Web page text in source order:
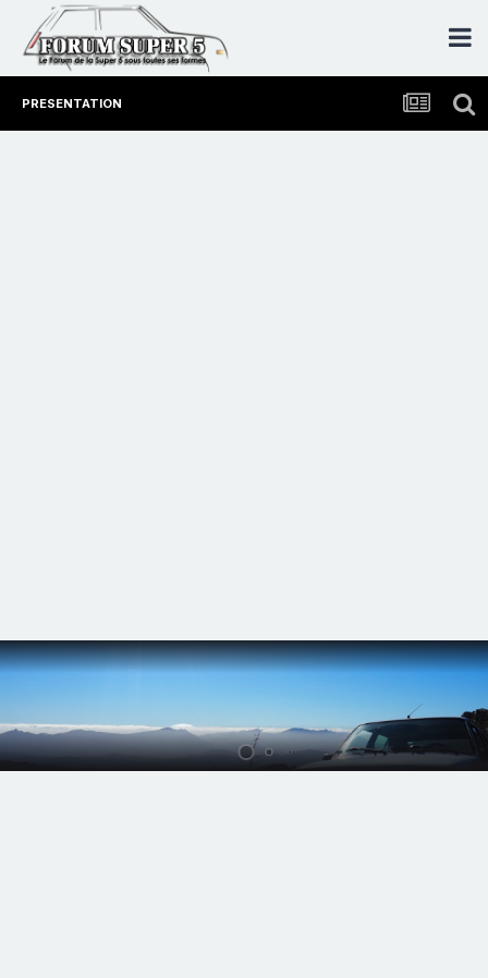
PRESENTATION